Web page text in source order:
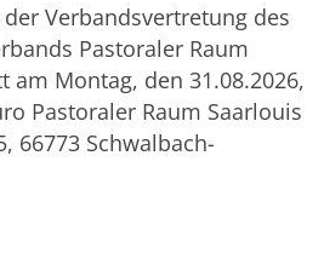
Verbandsvertretung des
Pastoraler Raum
am Montag, den 31.08.2026,
Pastoraler Raum Saarlouis
66773 Schwalbach-